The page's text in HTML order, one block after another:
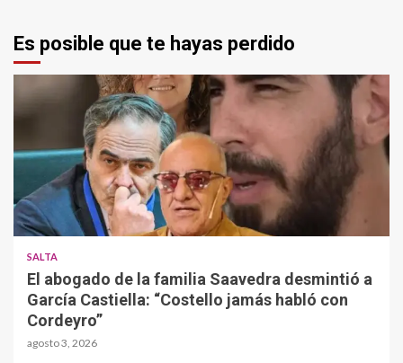
Es posible que te hayas perdido
SALTA
El abogado de la familia Saavedra desmintió a
García Castiella: “Costello jamás habló con
Cordeyro”
agosto 3, 2026